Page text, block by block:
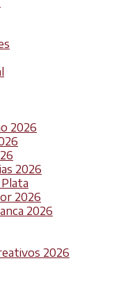
2026
2026
2026
2026
2026